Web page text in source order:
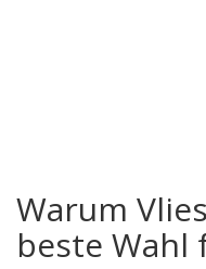
Warum
beste Wahl